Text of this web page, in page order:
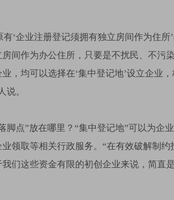
‘企业注册登记须拥有独立房间作为住
间作为办公住所，只要是不扰民、不污
，均可以选择在‘集中登记地’设立企业
说。
点”放在哪里？“集中登记地”可以为企
领取等相关行政服务。“在有效破解制约
们这些资金有限的初创企业来说，简直